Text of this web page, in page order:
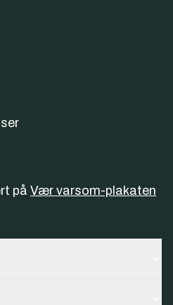
på Vær varsom-plakaten